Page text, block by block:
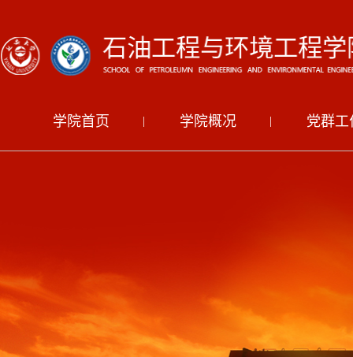
学院首页 | 学院概况 | 党群